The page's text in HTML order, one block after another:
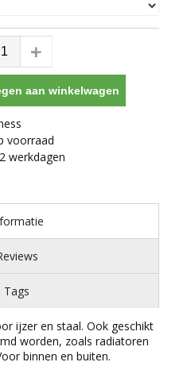
aan winkelwagen
voorraad
werkdagen
Tags
ijzer en staal. Ook geschikt
worden, zoals radiatoren
binnen en buiten.